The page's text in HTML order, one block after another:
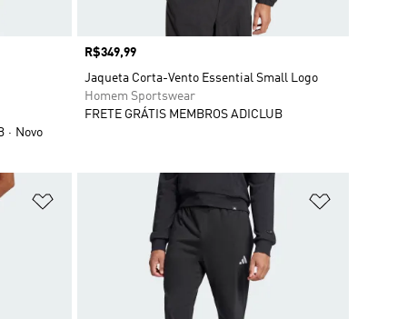
Novo
Preço
R$349,99
Jaqueta Corta-Vento Essential Small Logo
Homem Sportswear
FRETE GRÁTIS MEMBROS ADICLUB
Adicionar à Lista de Desejos